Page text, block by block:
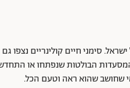
סימני חיים קולינריים נצפו גם
המסעדות הבולטות שנפתחו או
שחושב שהוא ראה וטעם הכל.